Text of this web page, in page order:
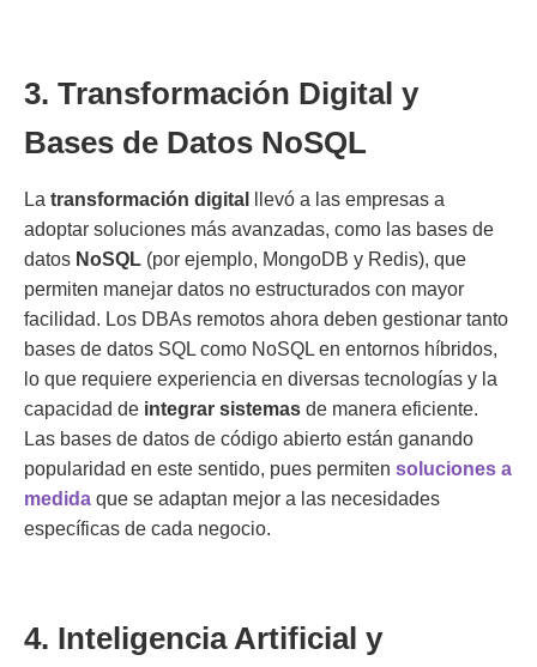
3. Transformación Digital y
Bases de Datos NoSQL
La transformación digital
llevó a las empresas a
adoptar soluciones más avanzadas, como las bases de
datos NoSQL (por ejemplo, MongoDB y Redis), que
permiten manejar datos no estructurados con mayor
facilidad. Los DBAs remotos ahora deben gestionar tanto
bases de datos SQL como NoSQL en entornos híbridos,
lo que requiere experiencia en diversas tecnologías y la
capacidad de integrar sistemas de manera eficiente.
Las bases de datos de código abierto están ganando
popularidad en este sentido, pues permiten soluciones a
medida que se adaptan mejor a las necesidades
específicas de cada negocio.
4. Inteligencia Artificial y